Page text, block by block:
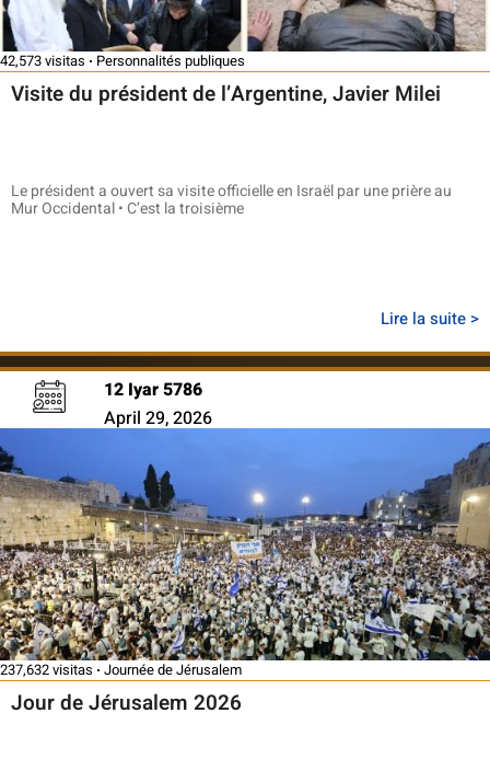
42,573 visitas Personnalités publiques
Visite du président de l’Argentine, Javier Milei
Le président a ouvert sa visite officielle en Israël par une prière au
Mur Occidental • C’est la troisième
Lire la suite >
12 Iyar 5786
April 29, 2026
237,632 visitas Journée de Jérusalem
Jour de Jérusalem 2026